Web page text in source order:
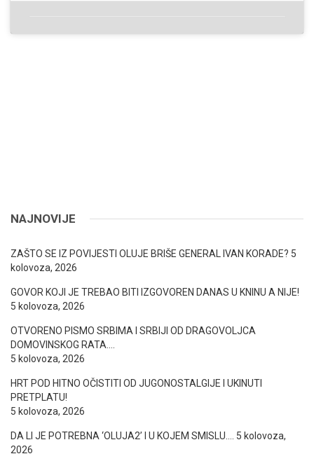
NAJNOVIJE
ZAŠTO SE IZ POVIJESTI OLUJE BRIŠE GENERAL IVAN KORADE? 5
kolovoza, 2026
GOVOR KOJI JE TREBAO BITI IZGOVOREN DANAS U KNINU A NIJE!
5 kolovoza, 2026
OTVORENO PISMO SRBIMA I SRBIJI OD DRAGOVOLJCA
DOMOVINSKOG RATA….
5 kolovoza, 2026
HRT POD HITNO OČISTITI OD JUGONOSTALGIJE I UKINUTI
PRETPLATU!
5 kolovoza, 2026
DA LI JE POTREBNA ‘OLUJA2’ I U KOJEM SMISLU…. 5 kolovoza,
2026